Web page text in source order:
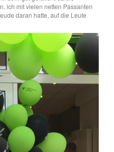
ich mit vielen netten Passanten
daran hatte, auf die Leute